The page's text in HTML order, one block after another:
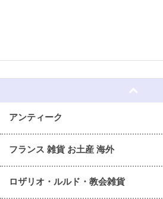
アンティーク
フランス 雑貨 お土産 海外
ロザリオ・ルルド・教会雑貨